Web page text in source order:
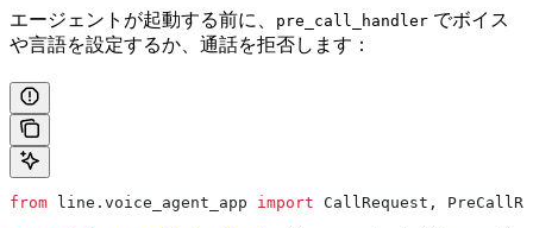
エージェントが起動する前に、 pre_call_handler でボイス
や言語を設定するか、通話を拒否します：
from line.voice_agent_app import CallRequest,